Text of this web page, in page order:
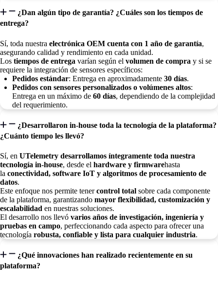
¿Dan algún tipo de garantía? ¿Cuáles son los tiempos de
entrega?
Sí, toda nuestra electrónica OEM cuenta con 1 año de garantía,
asegurando calidad y rendimiento en cada unidad.
Los tiempos de entrega varían según el volumen de compra y si se
requiere la integración de sensores específicos:
Pedidos estándar: Entrega en aproximadamente 30 días.
Pedidos con sensores personalizados o volúmenes altos:
Entrega en un máximo de 60 días, dependiendo de la complejidad
del requerimiento.
¿Desarrollaron in-house toda la tecnología de la plataforma?
¿Cuánto tiempo les llevó?
Sí, en UTelemetry desarrollamos íntegramente toda nuestra
tecnología in-house, desde el hardware y firmwarehasta
la conectividad, software IoT y algoritmos de procesamiento de
datos.
Este enfoque nos permite tenercontrol total sobre cada componente
de la plataforma, garantizando mayor flexibilidad, customización y
escalabilidad en nuestras soluciones.
El desarrollo nos llevó varios años de investigación, ingeniería y
pruebas en campo, perfeccionando cada aspecto para ofrecer una
tecnología robusta, confiable y lista para cualquier industria.
¿Qué innovaciones han realizado recientemente en su
plataforma?